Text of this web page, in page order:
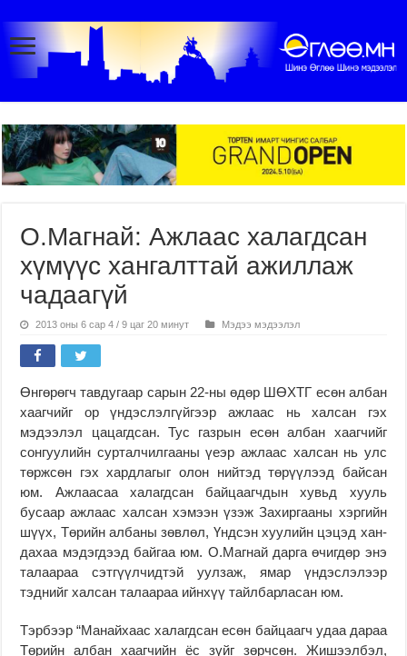
О.Магнай: Ажлаас халагдсан
хүмүүс хангалттай ажиллаж
чадаагүй
2013 оны 6 сар 4 / 9 цаг 20 минут Мэдээ мэдээлэл
Өнгөрөгч тавдугаар са­рын 22-ны өдөр ШӨХТГ есөн албан
хаагчийг ор үндэс­лэл­гүй­­гээр ажлаас нь халсан гэх
мэдээлэл цацагдсан. Тус газрын есөн албан хаагчийг
сонгуулийн сур­талчилгааны үеэр ажлаас халсан нь улс
төржсөн гэх хардлагыг олон ний­тэд тө­рүүлээд байсан
юм. Аж­лаасаа халагдсан бай­цаагч­дын хувьд хууль
бусаар ажлаас халсан хэмээн үзэж Захиргааны хэргийн
шүүх, Төрийн албаны зөвлөл, Үнд­сэн хуулийн цэцэд хан­
дахаа мэдэгдээд байгаа юм. О.Магнай дарга өчигдөр энэ
талаараа сэтгүүлчидтэй уулзаж, ямар үндэслэлээр
тэднийг халсан талаараа ийнхүү тайлбарласан юм.
Тэрбээр “Манайхаас ха­­­­лагдсан есөн бай­цаагч удаа дараа
Төрийн албан хаагчийн ёс зүйг зөрчсөн. Жи­­шээлбэл,